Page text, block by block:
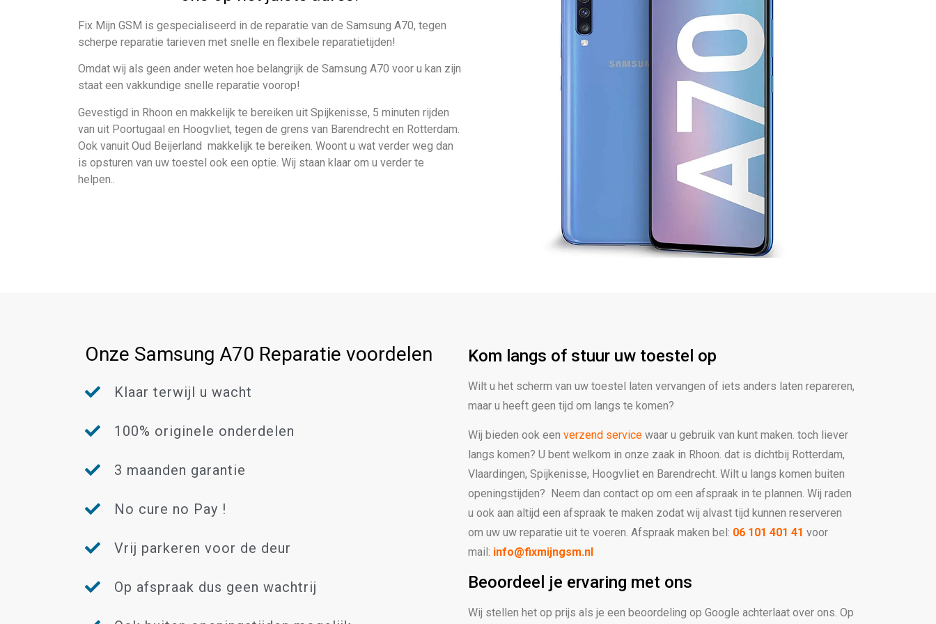
Fix Mijn GSM is gespecialiseerd in de reparatie van de Samsung A70, tegen
scherpe reparatie tarieven met snelle en flexibele reparatietijden!
Omdat wij als geen ander weten hoe belangrijk de Samsung A70 voor u kan zijn
staat een vakkundige snelle reparatie voorop!
Gevestigd in Rhoon en makkelijk te bereiken uit Spijkenisse, 5 minuten rijden
van uit Poortugaal en Hoogvliet, tegen de grens van Barendrecht en Rotterdam.
Ook vanuit Oud Beijerland makkelijk te bereiken. Woont u wat verder weg dan
is opsturen van uw toestel ook een optie. Wij staan klaar om u verder te
helpen..
Onze Samsung A70 Reparatie voordelen
Klaar terwijl u wacht
100% originele onderdelen
3 maanden garantie
No cure no Pay !
Vrij parkeren voor de deur
Op afspraak dus geen wachtrij
Kom langs of stuur uw toestel op
Wilt u het scherm van uw toestel laten vervangen of iets anders laten repareren,
maar u heeft geen tijd om langs te komen?
Wij bieden ook een verzend servicewaar u gebruik van kunt maken. toch liever
langs komen? U bent welkom in onze zaak in Rhoon. dat is dichtbij Rotterdam,
Vlaardingen, Spijkenisse, Hoogvliet en Barendrecht. Wilt u langs komen buiten
openingstijden? Neem dan contact op om een afspraak in te plannen. Wij raden
u ook aan altijd een afspraak te maken zodat wij alvast tijd kunnen reserveren
om uw uw reparatie uit te voeren. Afspraak maken bel: 06 101 401 41 voor
mail: info@fixmijngsm.nl
Beoordeel je ervaring met ons
Wij stellen het op prijs als je een beoordeling op Google achterlaat over ons. Op